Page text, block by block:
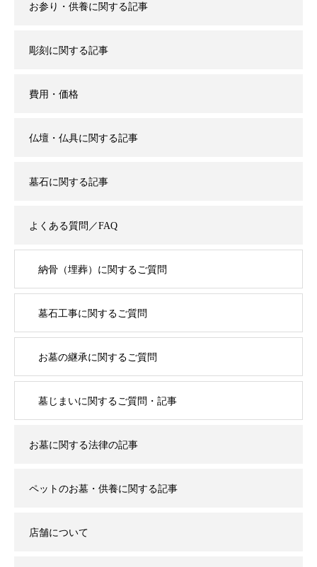
お参り・供養に関する記事
彫刻に関する記事
費用・価格
仏壇・仏具に関する記事
墓石に関する記事
よくある質問／FAQ
納骨（埋葬）に関するご質問
墓石工事に関するご質問
お墓の継承に関するご質問
墓じまいに関するご質問・記事
お墓に関する法律の記事
ペットのお墓・供養に関する記事
店舗について